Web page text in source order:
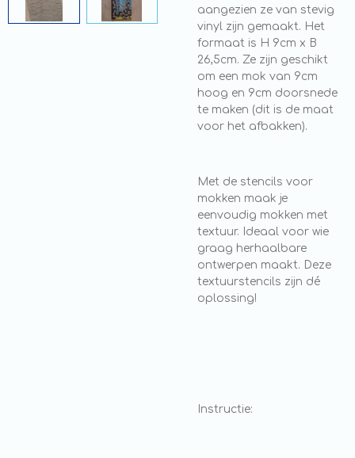
aangezien ze van stevig
vinyl zijn gemaakt. Het
formaat is H 9cm x B
26,5cm. Ze zijn geschikt
om een mok van 9cm
hoog en 9cm doorsnede
te maken (dit is de maat
voor het afbakken).
Met de stencils voor
mokken maak je
eenvoudig mokken met
textuur. Ideaal voor wie
graag herhaalbare
ontwerpen maakt. Deze
textuurstencils zijn dé
oplossing!
Instructie: